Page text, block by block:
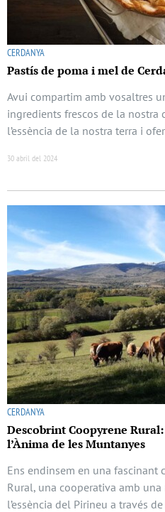
CERDANYA
Pastís de poma i mel de
Avui compartim amb vosaltres
ingredients frescos de la nostra
l’essència de la nostra terra i
30 abril del 2024
CERDANYA
Descobrint Coopyrene
l’Ànima de les Muntanyes
Ens endinsem en una fascinant
Rural, una cooperativa amb
l’essència del Pirineu a través